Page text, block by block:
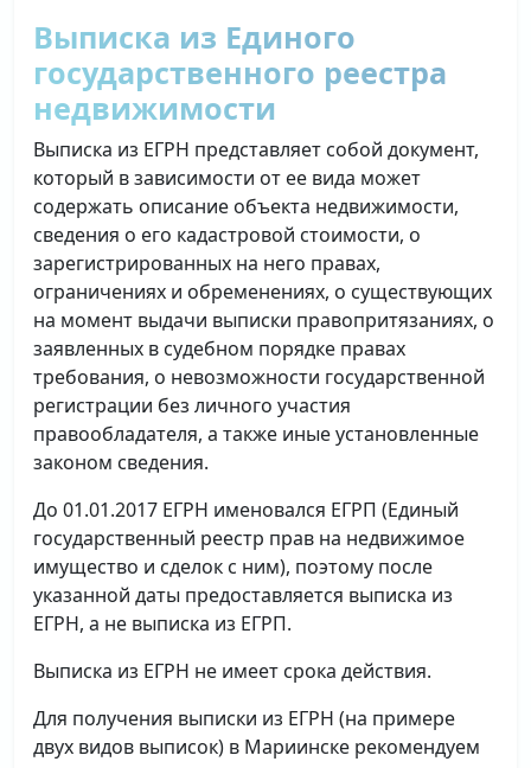
Выписка из Единого
государственного реестра
недвижимости
Выписка из ЕГРН представляет собой документ,
который в зависимости от ее вида может
содержать описание объекта недвижимости,
сведения о его кадастровой стоимости, о
зарегистрированных на него правах,
ограничениях и обременениях, о существующих
на момент выдачи выписки правопритязаниях, о
заявленных в судебном порядке правах
требования, о невозможности государственной
регистрации без личного участия
правообладателя, а также иные установленные
законом сведения.
До 01.01.2017 ЕГРН именовался ЕГРП (Единый
государственный реестр прав на недвижимое
имущество и сделок с ним), поэтому после
указанной даты предоставляется выписка из
ЕГРН, а не выписка из ЕГРП.
Выписка из ЕГРН не имеет срока действия.
Для получения выписки из ЕГРН (на примере
двух видов выписок) в Мариинске рекомендуем